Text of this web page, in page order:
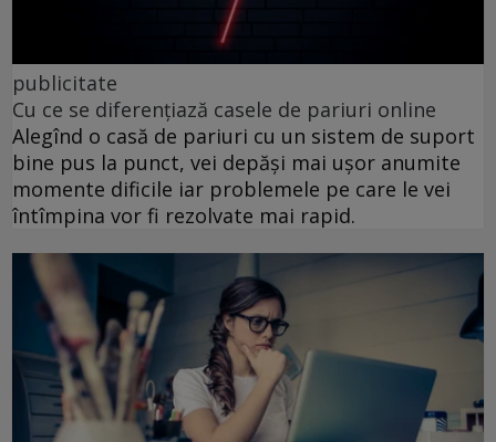
publicitate
Cu ce se diferențiază casele de pariuri online
Alegînd o casă de pariuri cu un sistem de suport
bine pus la punct, vei depăși mai ușor anumite
momente dificile iar problemele pe care le vei
întîmpina vor fi rezolvate mai rapid.